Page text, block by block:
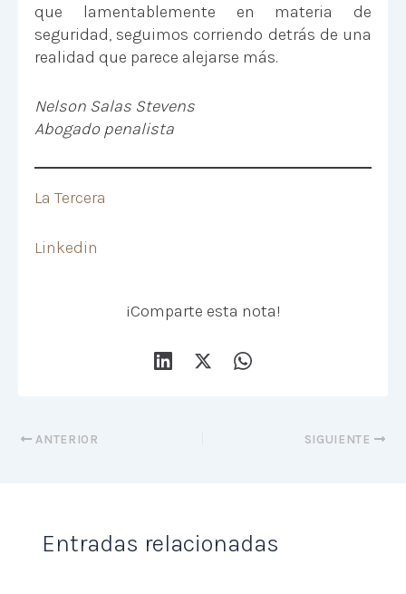
que lamentablemente en materia de
seguridad, seguimos corriendo detrás de una
realidad que parece alejarse más.
Nelson Salas Stevens
Abogado penalista
La Tercera
Linkedin
¡Comparte esta nota!
ANTERIOR SIGUIENTE
Entradas relacionadas